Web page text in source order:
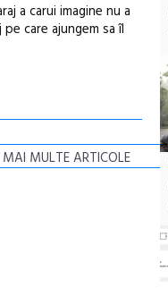
a carui imagine nu a
care ajungem sa îl
MAI MULTE ARTICOLE